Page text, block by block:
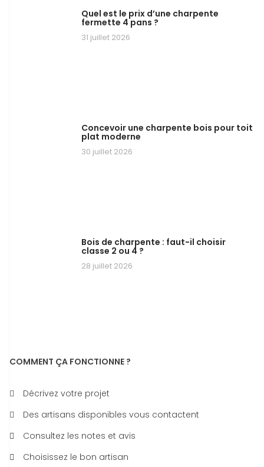
Quel est le prix d’une charpente
fermette 4 pans ?
31 juillet 2026
Concevoir une charpente bois pour toit
plat moderne
30 juillet 2026
Bois de charpente : faut-il choisir
classe 2 ou 4 ?
28 juillet 2026
COMMENT ÇA FONCTIONNE ?
Décrivez votre projet
Des artisans disponibles vous contactent
Consultez les notes et avis
Choisissez le bon artisan